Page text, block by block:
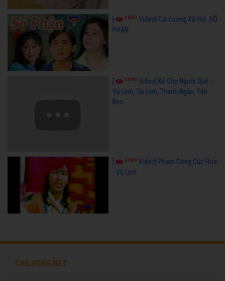
34584 Video] Cải Lương Xã Hội: SỐ
PHẬN
[ 24590 Video] Kẻ Chợ Người Quê -
Vũ Linh, Tài Linh, Thanh Ngân, Tấn
Beo
23606 Video] Phạm Công Cúc Hoa
- Vũ Linh
CAILUONG.NET